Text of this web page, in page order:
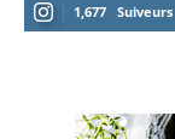
1,677 Suiveurs